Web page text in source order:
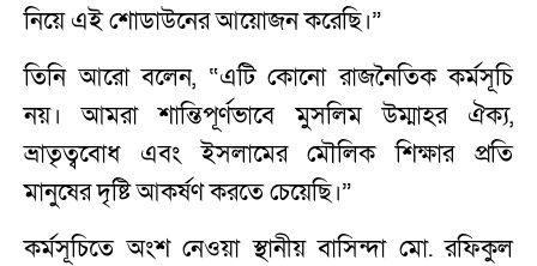
নিয়ে এই শোডাউনের আয়োজন করেছি।”
তিনি আরো বলেন, “এটি কোনো রাজনৈতিক কর্মসূচি
নয়। আমরা শান্তিপূর্ণভাবে মুসলিম উম্মাহর ঐক্য,
ভ্রাতৃত্ববোধ এবং ইসলামের মৌলিক শিক্ষার প্রতি
মানুষের দৃষ্টি আকর্ষণ করতে চেয়েছি।”
কর্মসূচিতে অংশ নেওয়া স্থানীয় বাসিন্দা মো. রফিকুল